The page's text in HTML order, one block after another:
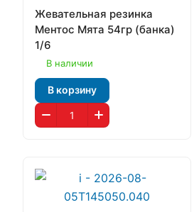
Жевательная резинка
Ментос Мята 54гр (банка)
1/6
В наличии
В корзину